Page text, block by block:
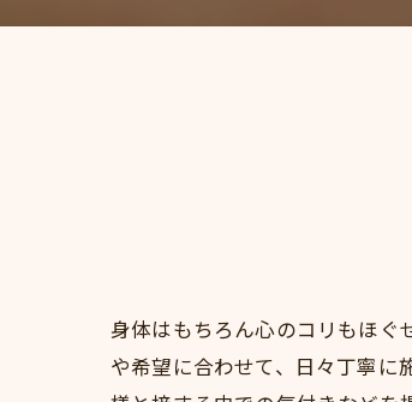
身体はもちろん心のコリもほぐ
や希望に合わせて、日々丁寧に